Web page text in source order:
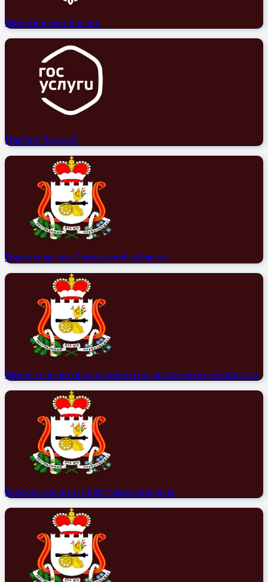
Минобрнауки России
Портал Госуслуг
Правительство Смоленской области
Министерство образования и науки Смоленской области
Всероссийские и областные конкурсы